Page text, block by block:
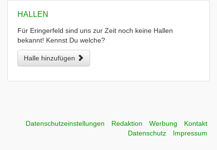
HALLEN
Für Eringerfeld sind uns zur Zeit noch keine Hallen
bekannt! Kennst Du welche?
Halle hinzufügen
Datenschutzeinstellungen Redaktion Werbung
Kontakt
Datenschutz
Impressum